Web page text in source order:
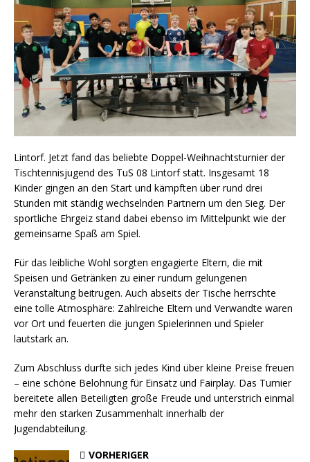
Lintorf. Jetzt fand das beliebte Doppel-Weihnachtsturnier der
Tischtennisjugend des TuS 08 Lintorf statt. Insgesamt 18
Kinder gingen an den Start und kämpften über rund drei
Stunden mit ständig wechselnden Partnern um den Sieg. Der
sportliche Ehrgeiz stand dabei ebenso im Mittelpunkt wie der
gemeinsame Spaß am Spiel.
Für das leibliche Wohl sorgten engagierte Eltern, die mit
Speisen und Getränken zu einer rundum gelungenen
Veranstaltung beitrugen. Auch abseits der Tische herrschte
eine tolle Atmosphäre: Zahlreiche Eltern und Verwandte waren
vor Ort und feuerten die jungen Spielerinnen und Spieler
lautstark an.
Zum Abschluss durfte sich jedes Kind über kleine Preise freuen
– eine schöne Belohnung für Einsatz und Fairplay. Das Turnier
bereitete allen Beteiligten große Freude und unterstrich einmal
mehr den starken Zusammenhalt innerhalb der
Jugendabteilung.
VORHERIGER